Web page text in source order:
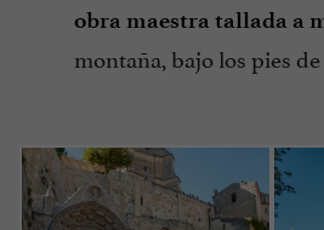
obra maestra tallada a
montaña, bajo los pies